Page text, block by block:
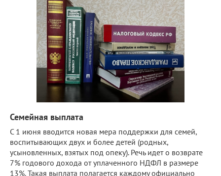
Семейная выплата
С 1 июня вводится новая мера поддержки для семей,
воспитывающих двух и более детей (родных,
усыновленных, взятых под опеку). Речь идет о возврате
7% годового дохода от уплаченного НДФЛ в размере
13%. Такая выплата полагается каждому официально